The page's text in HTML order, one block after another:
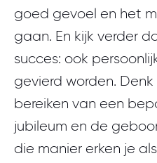
goed gevoel en het
gaan. En kijk verder
succes: ook
gevierd worden.
bereiken van een
jubileum en de
die manier erken je